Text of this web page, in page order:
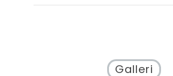
Galleri